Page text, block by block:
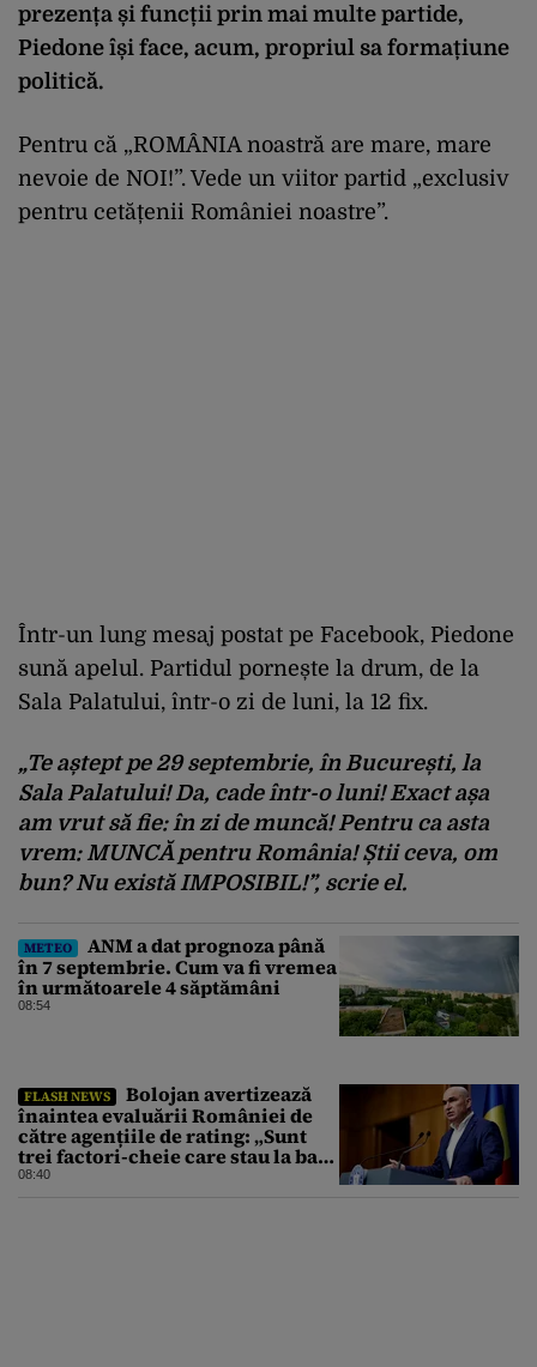
prezența și funcții prin mai multe partide,
Piedone își face, acum, propriul sa formațiune
politică.
Pentru că „ROMÂNIA noastră are mare, mare
nevoie de NOI!”. Vede un viitor partid „exclusiv
pentru cetățenii României noastre”.
Într-un lung mesaj postat pe Facebook, Piedone
sună apelul. Partidul pornește la drum, de la
Sala Palatului, într-o zi de luni, la 12 fix.
„Te aștept pe 29 septembrie, în București, la
Sala Palatului! Da, cade într-o luni! Exact așa
am vrut să fie: în zi de muncă! Pentru ca asta
vrem: MUNCĂ pentru România! Știi ceva, om
bun? Nu există IMPOSIBIL!”, scrie el.
METEO
ANM a dat prognoza până
în 7 septembrie. Cum va fi vremea
în următoarele 4 săptămâni
08:54
FLASH NEWS
Bolojan avertizează
înaintea evaluării României de
către agențiile de rating: „Sunt
trei factori-cheie care stau la baza
acestor evaluări”
08:40